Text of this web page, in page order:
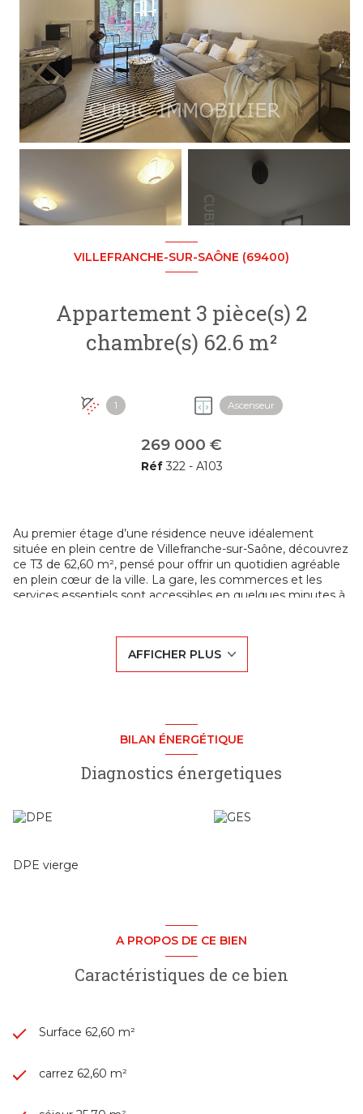
+4
VILLEFRANCHE-SUR-SAÔNE (69400)
Appartement 3 pièce(s) 2
chambre(s) 62.6 m²
1 Ascenseur
269 000 €
Réf322 - A103
Au premier étage d’une résidence neuve idéalement
située en plein centre de Villefranche-sur-Saône, découvrez
ce T3 de 62,60 m², pensé pour offrir un quotidien agréable
en plein cœur de la ville. La gare, les commerces et les
services essentiels sont accessibles en quelques minutes à
moderne, s’étend vers une loggia de 5,8 m², parfaite pour
profiter d’un espace extérieur supplémentaire tout au long
fonctionnels et agréables à vivre.
La résidence répond aux dernières normes énergétiques et
bénéficie d’un niveau de sécurité et de confort optimal.
Possibilité d’acquérir un garage en supplément.
investissement locatif, au cœur d’un emplacement
dynamique et recherché.
disponibles, contactez – Cubic Immobilier.
AFFICHER PLUS
BILAN ÉNERGÉTIQUE
Diagnostics énergetiques
DPE vierge
A PROPOS DE CE BIEN
Caractéristiques de ce bien
Surface 62,60 m²
carrez 62,60 m²